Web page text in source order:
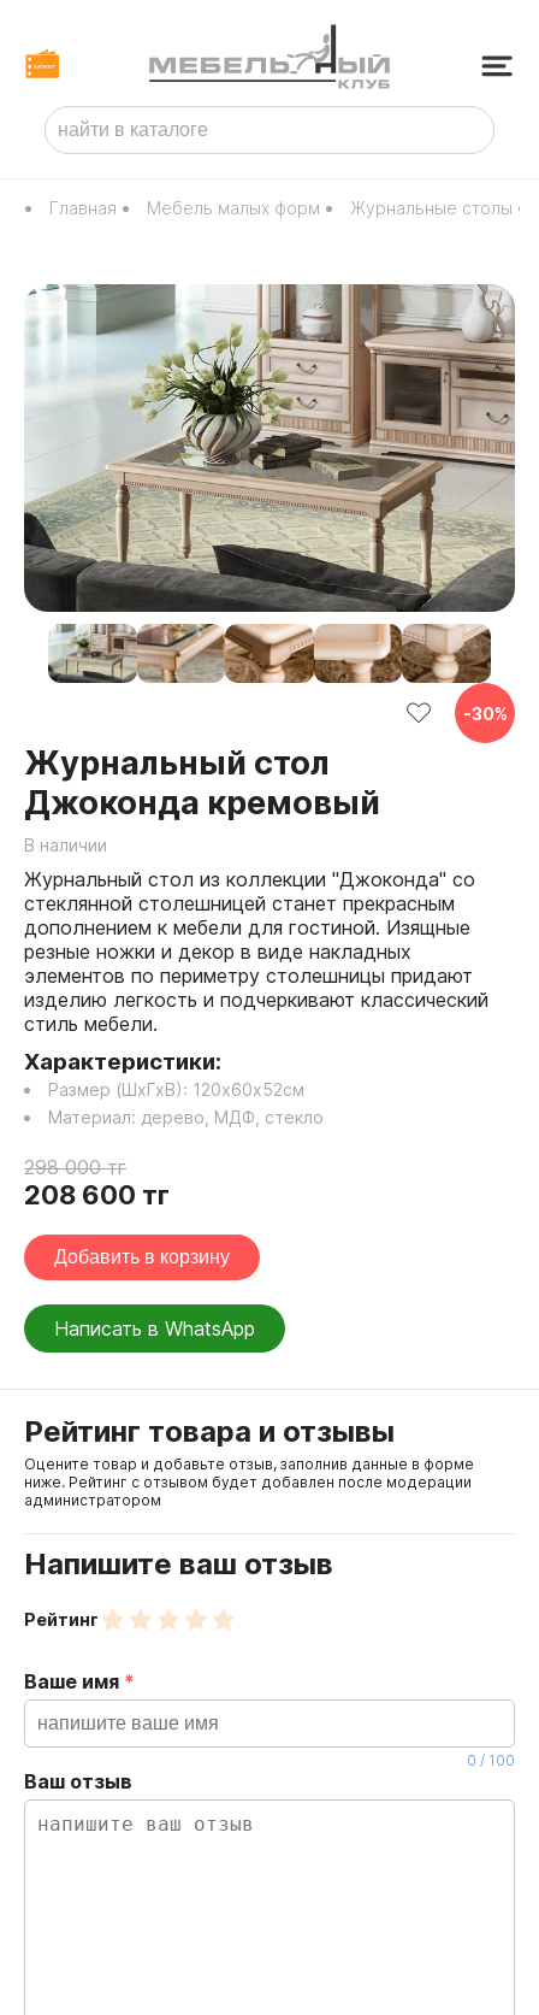
Главная Мебель малых форм Журнальные столы
Журнальный стол
Джоконда кремовый
В наличии
Журнальный стол из коллекции "Джоконда" со
стеклянной столешницей станет прекрасным
дополнением к мебели для гостиной. Изящные
резные ножки и декор в виде накладных
элементов по периметру столешницы придают
изделию легкость и подчеркивают классический
стиль мебели.
-30%
Характеристики:
Размер (ШхГхВ): 120х60х52см
Материал: дерево, МДФ, стекло
298 000тг
208 600 тг
Добавить в корзину
Написать в WhatsApp
Рейтинг товара и отзывы
Оцените товар и добавьте отзыв, заполнив данные в форме
ниже. Рейтинг с отзывом будет добавлен после модерации
администратором
Напишите ваш отзыв
Рейтинг
Ваше имя *
0 / 100
Ваш отзыв